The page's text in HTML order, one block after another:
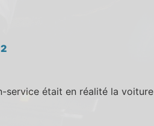
2
service était en réalité la voiture